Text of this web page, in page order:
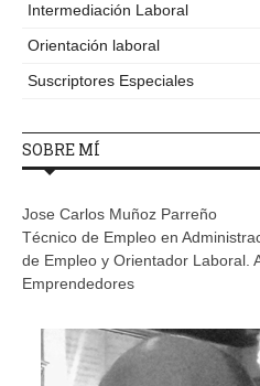
Intermediación Laboral
Orientación laboral
Suscriptores Especiales
SOBRE MÍ
Jose Carlos Muñoz Parreño
Técnico de Empleo en
de Empleo y Orientador Laboral.
Emprendedores